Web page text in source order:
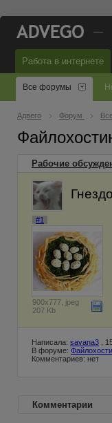
—
Работа в интернете
Все форумы
Адвего Форум
Рабочие
#1
900x777, jpeg
207 Kb
Написала: savana3 ,
В форуме:
Комментариев: нет
Комментарии